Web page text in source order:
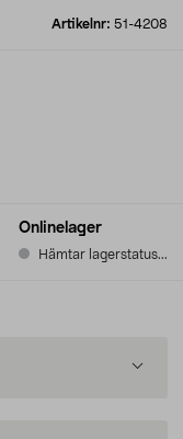
Artikelnr: 51-4208
Onlinelager
Hämtar lagerstatus...